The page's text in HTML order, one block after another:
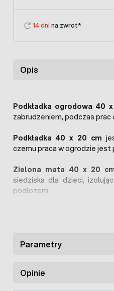
Opis
Podkładka ogrodowa 40
zabrudzeniem, podczas prac
Podkładka 40 x 20 cm
czemu praca w ogrodzie jest
Zielona mata 40 x 20
siedziska dla dzieci,
podłożem.
Parametry
Opinie